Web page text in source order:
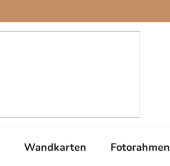
Wandkarten Fotorahmen